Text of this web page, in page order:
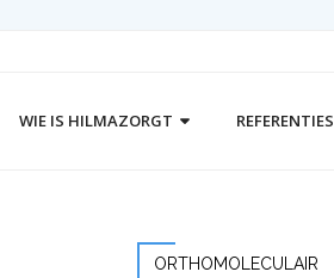
WIE IS HILMAZORGT REFERENTIES
ORTHOMOLECULAIR